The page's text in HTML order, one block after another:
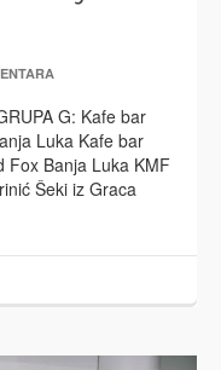
G: Kafe bar
Luka Kafe bar
Fox Banja Luka KMF
Šeki iz Graca